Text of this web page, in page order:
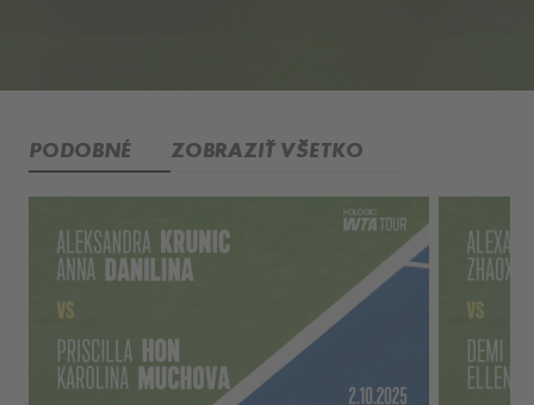
PODOBNÉ ZOBRAZIŤ VŠETKO